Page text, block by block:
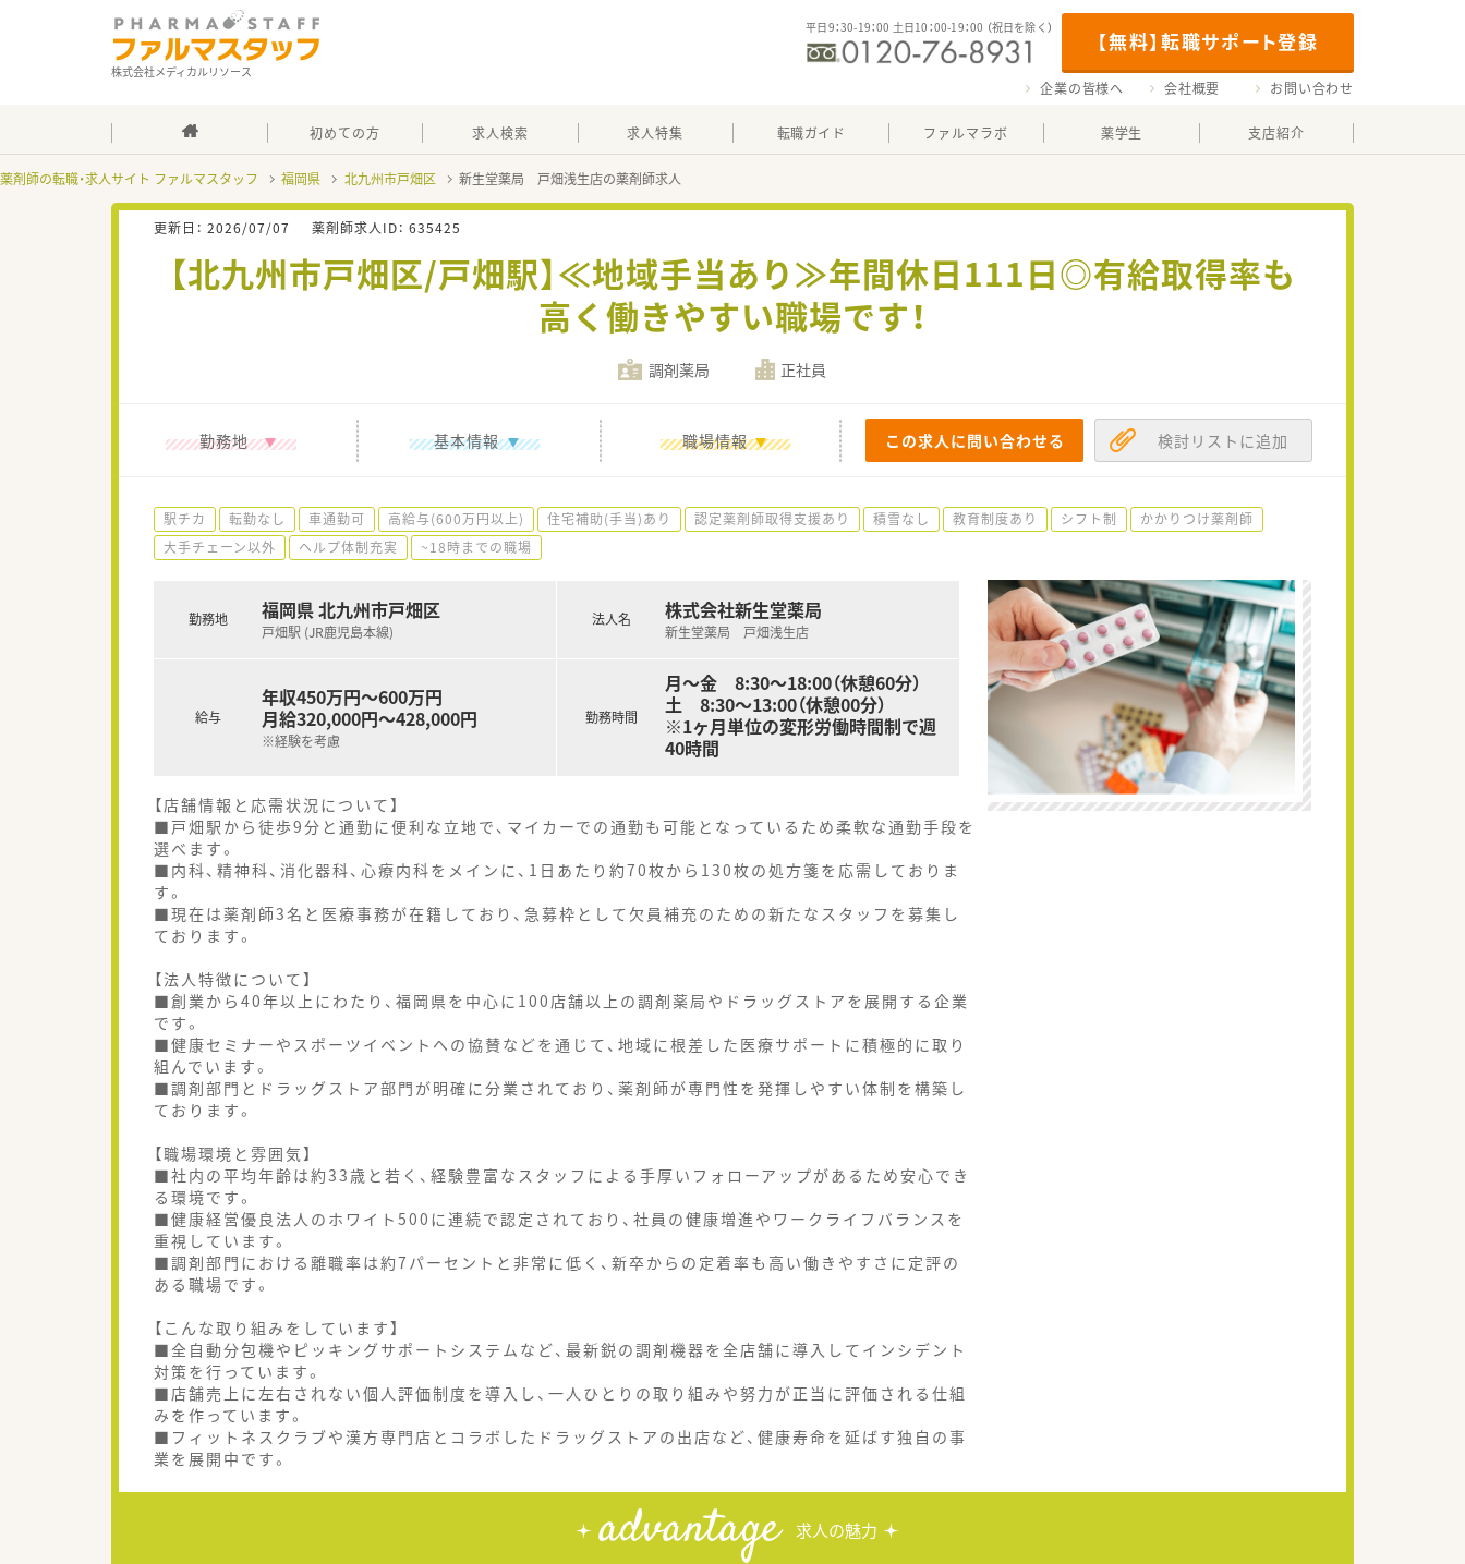
株式会社メディカルリソース
【無料】転職サポート登録
平日9：30-19：00 土日10：00-19：00 （祝日を除く）
企業の皆様へ 会社概要 お問い合わせ
初めての方 求人検索 求人特集 転職ガイド ファルマラボ 薬学生 支店紹介
薬剤師の転職・求人サイト ファルマスタッフ 福岡県 北九州市戸畑区 新生堂薬局 戸畑浅生店の薬剤師求人
更新日： 2026/07/07 薬剤師求人ID： 635425
【北九州市戸畑区/戸畑駅】≪地域手当あり≫年間休日111日◎有給取得率も
高く働きやすい職場です！
調剤薬局 正社員
勤務地 基本情報 職場情報 この求人に問い合わせる 検討リストに追加
駅チカ 転勤なし 車通勤可 高給与(600万円以上) 住宅補助(手当)あり 認定薬剤師取得支援あり 積雪なし 教育制度あり シフト制
かかりつけ薬剤師
大手チェーン以外
ヘルプ体制充実 ~18時までの職場
勤務地 福岡県 北九州市戸畑区
戸畑駅 (JR鹿児島本線)
給与
年収450万円～600万円
月給320,000円～428,000円
※経験を考慮
法人名 株式会社新生堂薬局
新生堂薬局 戸畑浅生店
勤務時間
月〜金 8:30〜18:00（休憩60分）
土 8:30〜13:00（休憩00分）
※1ヶ月単位の変形労働時間制で週
40時間
【店舗情報と応需状況について】
■戸畑駅から徒歩9分と通勤に便利な立地で、マイカーでの通勤も可能となっているため柔軟な通勤手段を
選べます。
■内科、精神科、消化器科、心療内科をメインに、1日あたり約70枚から130枚の処方箋を応需しておりま
す。
■現在は薬剤師3名と医療事務が在籍しており、急募枠として欠員補充のための新たなスタッフを募集し
ております。
【法人特徴について】
■創業から40年以上にわたり、福岡県を中心に100店舗以上の調剤薬局やドラッグストアを展開する企業
です。
■健康セミナーやスポーツイベントへの協賛などを通じて、地域に根差した医療サポートに積極的に取り
組んでいます。
■調剤部門とドラッグストア部門が明確に分業されており、薬剤師が専門性を発揮しやすい体制を構築し
ております。
【職場環境と雰囲気】
■社内の平均年齢は約33歳と若く、経験豊富なスタッフによる手厚いフォローアップがあるため安心でき
る環境です。
■健康経営優良法人のホワイト500に連続で認定されており、社員の健康増進やワークライフバランスを
重視しています。
■調剤部門における離職率は約7パーセントと非常に低く、新卒からの定着率も高い働きやすさに定評の
ある職場です。
【こんな取り組みをしています】
■全自動分包機やピッキングサポートシステムなど、最新鋭の調剤機器を全店舗に導入してインシデント
対策を行っています。
■店舗売上に左右されない個人評価制度を導入し、一人ひとりの取り組みや努力が正当に評価される仕組
みを作っています。
■フィットネスクラブや漢方専門店とコラボしたドラッグストアの出店など、健康寿命を延ばす独自の事
業を展開中です。
advantage 求人の魅力